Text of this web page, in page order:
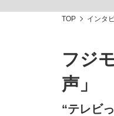
「キ
TOP インタ
フジ
声」
“テレビ